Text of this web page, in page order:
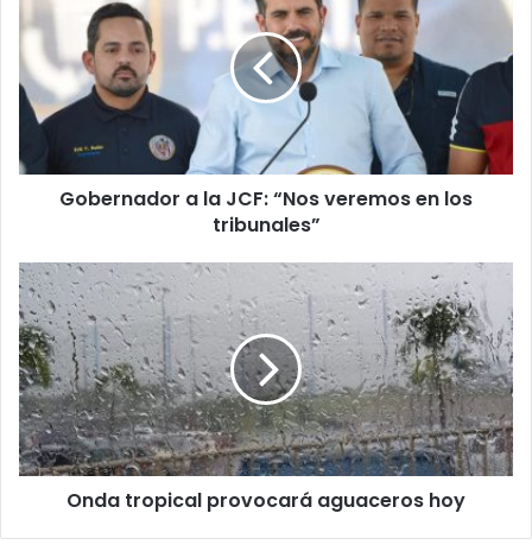
la
“Nos
veremos
en
tribunales”
Gobernador a la JCF: “Nos veremos en los
tribunales”
Onda
tropical
provocará
aguaceros
hoy
Onda tropical provocará aguaceros hoy